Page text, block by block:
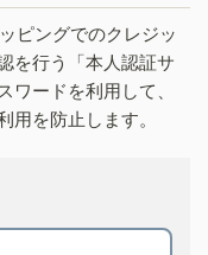
ピングでのクレジッ
を行う「本人認証サ
ワードを利用して、
用を防止します。